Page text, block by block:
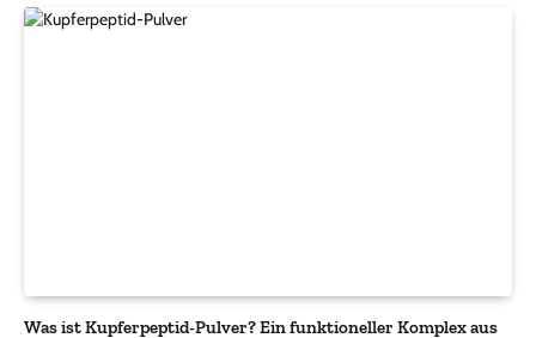
Was ist Kupferpeptid-Pulver? Ein funktioneller Komplex aus